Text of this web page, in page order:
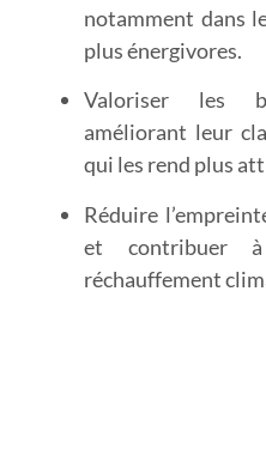
notamment dans
plus énergivores.
Valoriser les
améliorant leur
qui les rend plus
Réduire
et contribuer
réchauffement